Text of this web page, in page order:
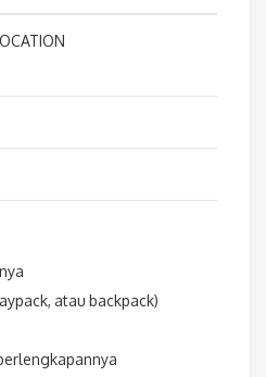
atau backpack)